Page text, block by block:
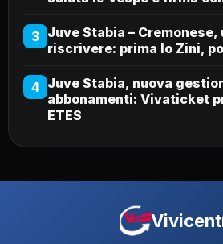
3 Juve Stabia –
riscrivere: prima lo Zini,
4 Juve Stabia, nuova
abbonamenti: Vivaticket
ETES